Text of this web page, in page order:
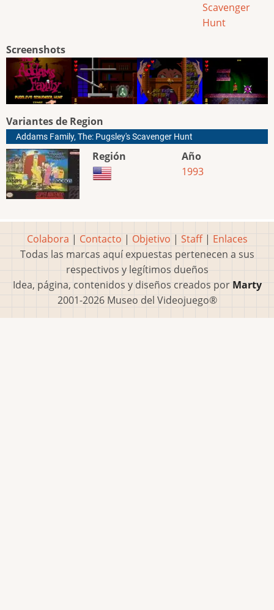
Scavenger
Hunt
Screenshots
Variantes de Region
Addams Family, The: Pugsley's Scavenger Hunt
Región
Año
1993
Colabora | Contacto | Objetivo | Staff| Enlaces
Todas las marcas aquí expuestas pertenecen a sus
respectivos y legítimos dueños
Idea, página, contenidos y diseños creados por Marty
2001-2026 Museo del Videojuego®